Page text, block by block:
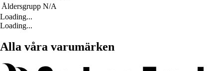
Åldersgrupp N/A
Loading...
Loading...
Alla våra varumärken